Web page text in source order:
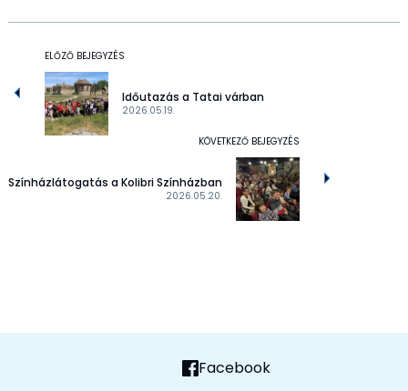
ELŐZŐ BEJEGYZÉS
2026.05.19.
Időutazás a Tatai várban
KÖVETKEZŐ BEJEGYZÉS
2026.05.20.
Színházlátogatás a Kolibri Színházban
Facebook